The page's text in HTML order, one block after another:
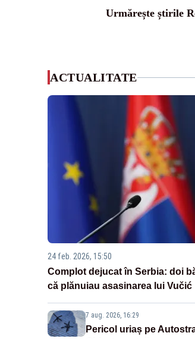
Urmărește știrile
ACTUALITATE
24 feb. 2026, 15:50
Complot dejucat în Serbia: doi
că plănuiau asasinarea lui Vučić
7 aug. 2026, 16:29
Pericol uriaș pe